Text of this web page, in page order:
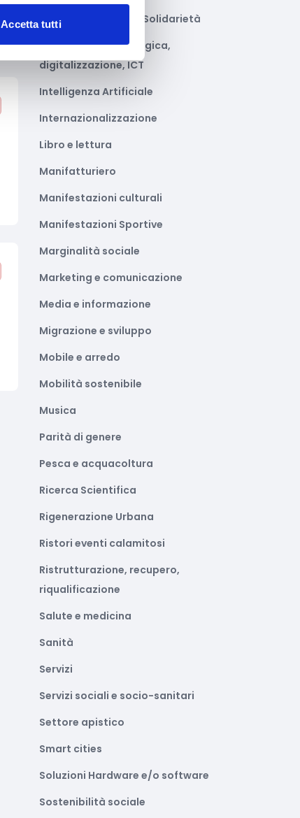
Accetta tuttiInclusione Sociale e Solidarietà
Innovazione tecnologica,
digitalizzazione, ICT
Intelligenza Artificiale
Internazionalizzazione
Libro e lettura
Manifatturiero
Manifestazioni culturali
Manifestazioni Sportive
Marginalità sociale
Marketing e comunicazione
Media e informazione
Migrazione e sviluppo
Mobile e arredo
Mobilità sostenibile
Musica
Parità di genere
Pesca e acquacoltura
Ricerca Scientifica
Rigenerazione Urbana
Ristori eventi calamitosi
Ristrutturazione, recupero,
riqualificazione
Salute e medicina
Sanità
Servizi
Servizi sociali e socio-sanitari
Settore apistico
Smart cities
Soluzioni Hardware e/o software
Sostenibilità sociale